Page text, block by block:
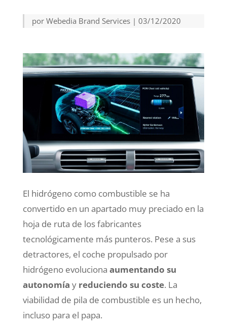
por Webedia Brand Services| 03/12/2020
El hidrógeno como combustible se ha
convertido en un apartado muy preciado en la
hoja de ruta de los fabricantes
tecnológicamente más punteros. Pese a sus
detractores, el coche propulsado por
hidrógeno evoluciona aumentando su
autonomía y reduciendo su coste. La
viabilidad de pila de combustible es un hecho,
incluso para el papa.